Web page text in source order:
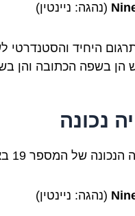
(נהגה: ניינטין)
הן בשפה הכתובה והן
נכונה
של המספר 19 באנגלית היא:
(נהגה: ניינטין)